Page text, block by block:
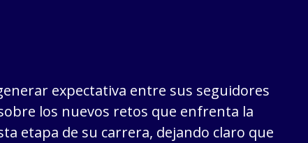
expectativa entre sus seguidores
los nuevos retos que enfrenta la
etapa de su carrera, dejando claro que